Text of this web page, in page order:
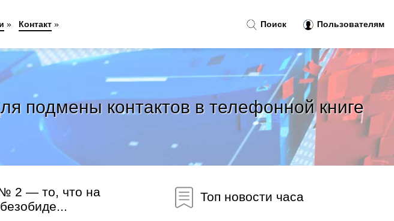
подмены контактов в телефонной книге
№ 2 — то, что на
Топ новости часа
Поиск Пользователям
» Контакт»